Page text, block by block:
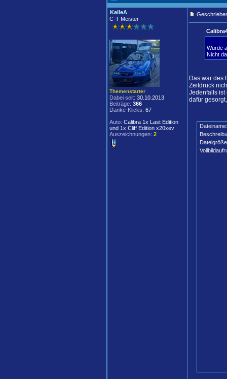
KalleA
C-T Meister
Themenstarter
Dabei seit: 30.10.2013
Beiträge: 366
Danke-Klicks: 67
Auto: Calibra 1x Last Edition
und 1x Cliff Edition x20xev
Auszeichnungen: 2
Würde
Nicht
Das war des
Zeitdruck
Jedenfalls ist
dafür
Dateiname: